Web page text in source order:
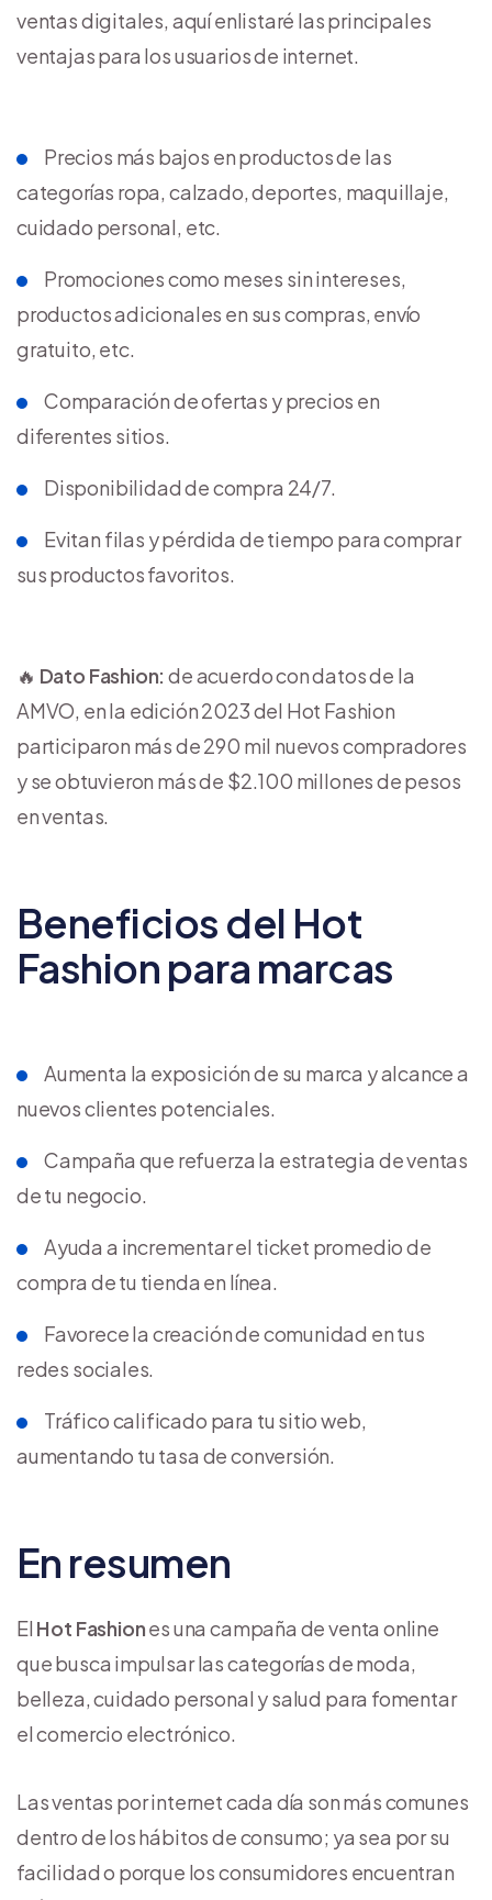
ventas digitales, aquí enlistaré las principales
ventajas para los usuarios de internet.
Precios más bajos en productos de las
categorías ropa, calzado, deportes, maquillaje,
cuidado personal, etc.
Promociones como meses sin intereses,
productos adicionales en sus compras, envío
gratuito, etc.
Comparación de ofertas y precios en
diferentes sitios.
Disponibilidad de compra 24/7.
Evitan filas y pérdida de tiempo para comprar
sus productos favoritos.
🔥 Dato Fashion: de acuerdo con datos de la
AMVO, en la edición 2023 del Hot Fashion
participaron más de 290 mil nuevos compradores
y se obtuvieron más de $2.100 millones de pesos
en ventas.
Beneficios del Hot
Fashion para marcas
Aumenta la exposición de su marca y alcance a
nuevos clientes potenciales.
Campaña que refuerza la estrategia de ventas
de tu negocio.
Ayuda a incrementar el ticket promedio de
compra de tu tienda en línea.
Favorece la creación de comunidad en tus
redes sociales.
Tráfico calificado para tu sitio web,
aumentando tu tasa de conversión.
En resumen
El Hot Fashiones una campaña de venta online
que busca impulsar las categorías de moda,
belleza, cuidado personal y salud para fomentar
el comercio electrónico.
Las ventas por internet cada día son más comunes
dentro de los hábitos de consumo; ya sea por su
facilidad o porque los consumidores encuentran